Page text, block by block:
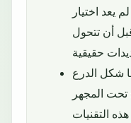
يعد اختيار
أن تتحول
شكل الدرع
تحت المجهر
التقنيات